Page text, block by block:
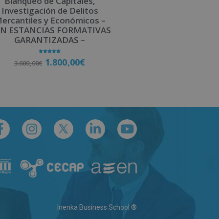
Investigación de Delitos
y Económicos –
ESTANCIAS FORMATIVAS
GARANTIZADAS –
con
5.00
3.600,00€ 1.800,00€
Inenka Business School ®